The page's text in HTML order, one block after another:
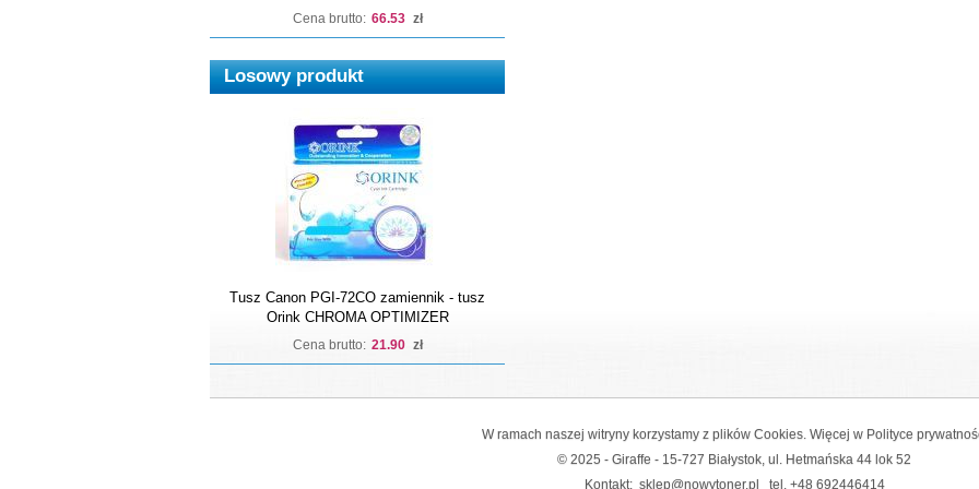
Cena brutto: 66.53 zł
Losowy produkt
Tusz Canon PGI-72CO zamiennik - tusz
Orink CHROMA OPTIMIZER
Cena brutto: 21.90 zł
W ramach naszej witryny korzystamy z plików Cookies. Więcej w Polityce
© 2025 - Giraffe - 15-727 Białystok, ul. Hetmańska 44 lok 52
Kontakt: sklep@nowytoner.pl tel. +48 692446414